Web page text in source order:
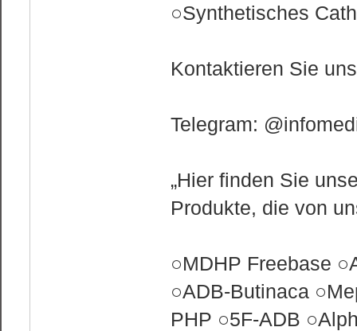
○Synthetisches
Kontaktieren Sie
Telegram:
„Hier finden Sie
Produkte, die von
○MDHP Freebase
○ADB-Butinaca
PHP ○5F-ADB